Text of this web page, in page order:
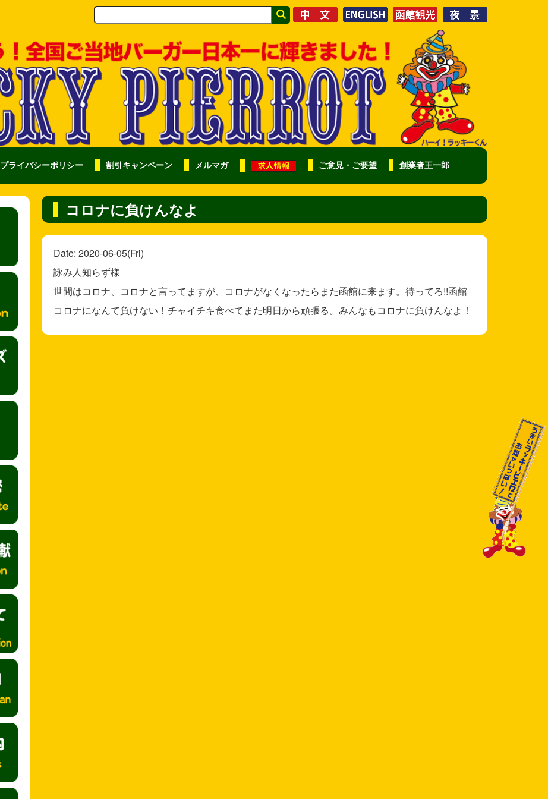
プライバシーポリシー 割引キャンペーン メルマガ ご意見・ご要望 創業者王一郎
コロナに負けんなよ
Date: 2020-06-05(Fri)
詠み人知らず様
世間はコロナ、コロナと言ってますが、コロナがなくなったらまた函館に来ます。待ってろ!!函館
コロナになんて負けない！チャイチキ食べてまた明日から頑張る。みんなもコロナに負けんなよ！